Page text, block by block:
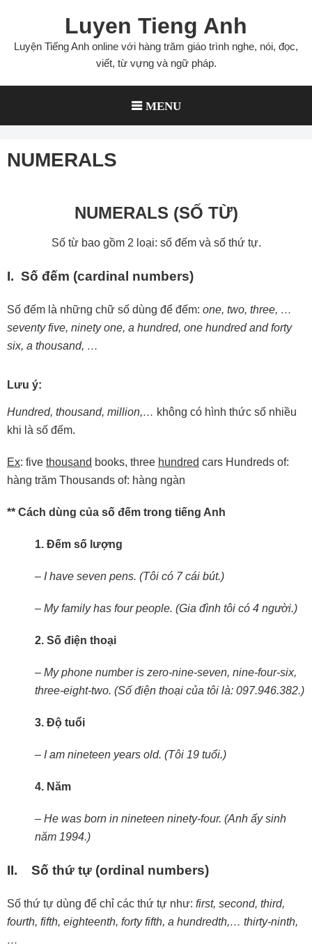
content
Luyen Tieng Anh
Luyện Tiếng Anh online với hàng trăm giáo trình nghe, nói, đọc,
viết, từ vựng và ngữ pháp.
MENU
NUMERALS
NUMERALS (SỐ TỪ)
Số từ bao gồm 2 loại: số đếm và số thứ tự.
I. Số đếm (cardinal numbers)
Số đếm là những chữ số dùng để đếm: one, two, three, …
seventy five, ninety one, a hundred, one hundred and forty
six, a thousand, …
Lưu ý:
Hundred, thousand, million,… không có hình thức số nhiều
khi là số đếm.
Ex: five thousand books, three hundred cars Hundreds of:
hàng trăm Thousands of: hàng ngàn
** Cách dùng của số đếm trong tiếng Anh
1. Đếm số lượng
– I have seven pens. (Tôi có 7 cái bút.)
– My family has four people. (Gia đình tôi có 4 người.)
2. Số điện thoại
– My phone number is zero-nine-seven, nine-four-six,
three-eight-two. (Số điện thoại của tôi là: 097.946.382.)
3. Độ tuổi
– I am nineteen years old. (Tôi 19 tuổi.)
4. Năm
– He was born in nineteen ninety-four. (Anh ấy sinh
năm 1994.)
II. Số thứ tự (ordinal numbers)
Số thứ tự dùng để chỉ các thứ tự như: first, second, third,
fourth, fifth, eighteenth, forty fifth, a hundredth,… thirty-ninth,
…